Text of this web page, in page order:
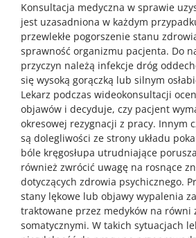
Konsultacja medyczna w sprawie
jest uzasadniona w każdym
przewlekłe pogorszenie stanu
sprawność organizmu pacjenta. Do
przyczyn należą infekcje dróg
się wysoką gorączką lub silnym
Lekarz podczas wideokonsultacji
objawów i decyduje, czy pacjent
okresowej rezygnacji z pracy. Innym
są dolegliwości ze strony układu
bóle kręgosłupa utrudniające
również zwrócić uwagę na rosnące
dotyczących zdrowia psychicznego.
stany lękowe lub objawy wypalenia
traktowane przez medyków na równi
somatycznymi. W takich sytuacjach